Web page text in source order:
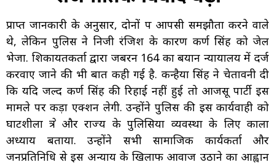
प्राप्त जानकारी के अनुसार, दोनों पक्ष आपसी समझौता करने वाले
थे, लेकिन पुलिस ने निजी रंजिश के कारण कर्ण सिंह को जेल
भेजा. शिकायतकर्ता द्वारा जबरन 164 का बयान न्यायालय में दर्ज
करवाए जाने की भी बात कही गई है. कन्हैया सिंह ने चेतावनी दी
कि यदि जल्द कर्ण सिंह की रिहाई नहीं हुई तो आजसू पार्टी इस
मामले पर कड़ा एक्शन लेगी. उन्होंने पुलिस की इस कार्यवाही को
घाटशीला क्षेत्र और राज्य के पुलिसिया व्यवस्था के लिए काला
अध्याय बताया. उन्होंने सभी सामाजिक कार्यकर्ता और
जनप्रतिनिधि से इस अन्याय के खिलाफ आवाज उठाने का आह्वान